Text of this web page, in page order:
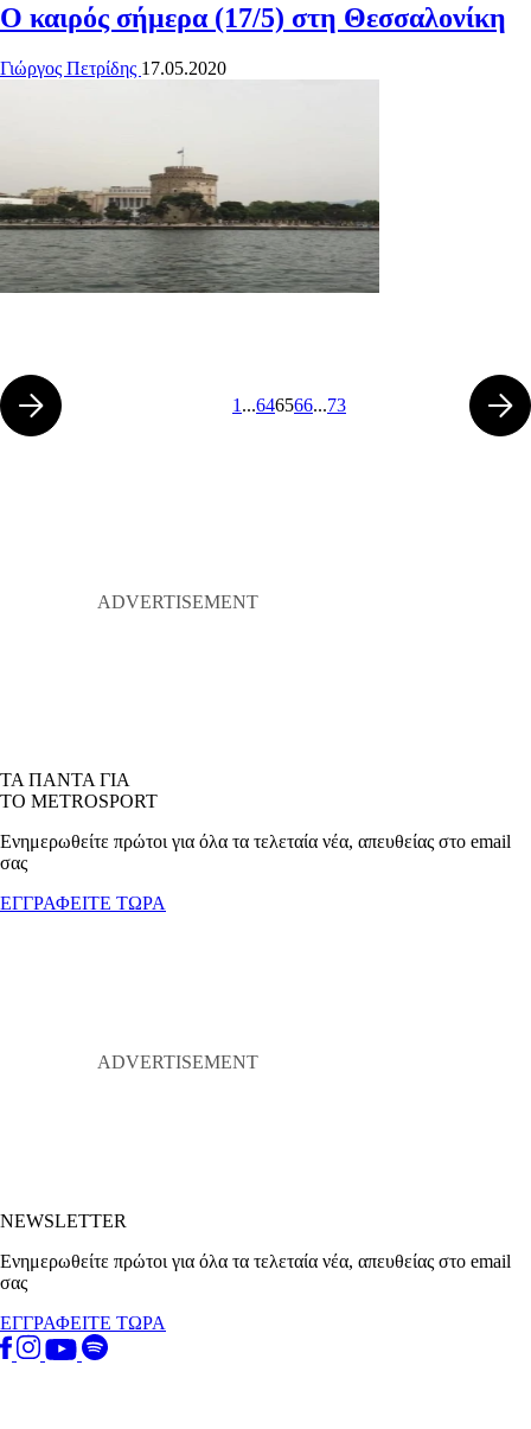
Ο καιρός σήμερα (17/5) στη Θεσσαλονίκη
Γιώργος Πετρίδης 17.05.2020
1 ...646566...73
ΤΑ ΠΑΝΤΑ ΓΙΑ
ΤΟ METROSPORT
Ενημερωθείτε πρώτοι για όλα τα τελεταία νέα, απευθείας στο email
σας
ΕΓΓΡΑΦΕΙΤΕ ΤΩΡΑ
NEWSLETTER
Ενημερωθείτε πρώτοι για όλα τα τελεταία νέα, απευθείας στο email
σας
ΕΓΓΡΑΦΕΙΤΕ ΤΩΡΑ